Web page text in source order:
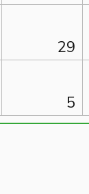
29
5